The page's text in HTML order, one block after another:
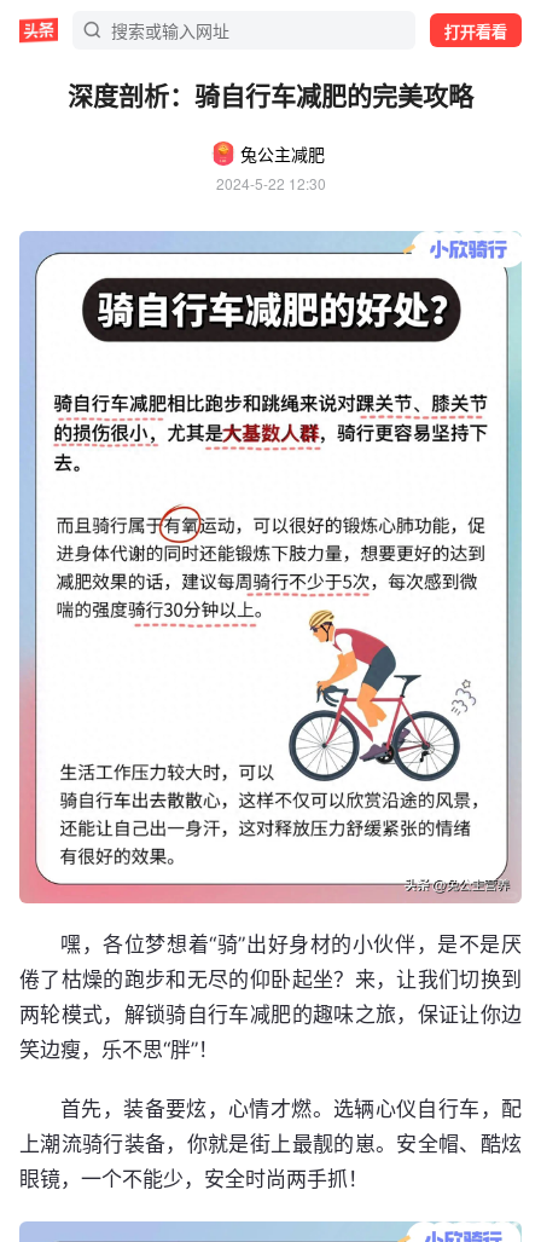
打开看看
深度剖析：骑自行车减肥的完美攻略
兔公主减肥
2024-5-22 12:30
嘿，各位梦想着“骑”出好身材的小伙伴，是不是厌
倦了枯燥的跑步和无尽的仰卧起坐？来，让我们切换到
两轮模式，解锁骑自行车减肥的趣味之旅，保证让你边
笑边瘦，乐不思“胖”！
首先，装备要炫，心情才燃。选辆心仪自行车，配
上潮流骑行装备，你就是街上最靓的崽。安全帽、酷炫
眼镜，一个不能少，安全时尚两手抓！